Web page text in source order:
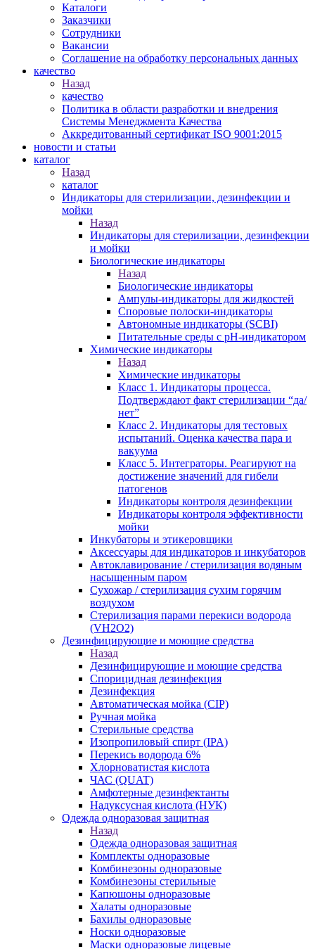
Каталоги
Заказчики
Сотрудники
Вакансии
Соглашение на обработку персональных данных
качество
Назад
качество
Политика в области разработки и внедрения
Системы Менеджмента Качества
Аккредитованный сертификат ISO 9001:2015
новости и статьи
каталог
Назад
каталог
Индикаторы для стерилизации, дезинфекции и
мойки
Назад
Индикаторы для стерилизации, дезинфекции
и мойки
Биологические индикаторы
Назад
Биологические индикаторы
Ампулы-индикаторы для жидкостей
Споровые полоски-индикаторы
Автономные индикаторы (SCBI)
Питательные среды с рН-индикатором
Химические индикаторы
Назад
Химические индикаторы
Класс 1. Индикаторы процесса.
Подтверждают факт стерилизации “да/
нет”
Класс 2. Индикаторы для тестовых
испытаний. Оценка качества пара и
вакуума
Класс 5. Интеграторы. Реагируют на
достижение значений для гибели
патогенов
Индикаторы контроля дезинфекции
Индикаторы контроля эффективности
мойки
Инкубаторы и этикеровщики
Аксессуары для индикаторов и инкубаторов
Автоклавирование / стерилизация водяным
насыщенным паром
Сухожар / стерилизация сухим горячим
воздухом
Стерилизация парами перекиси водорода
(VH2O2)
Дезинфицирующие и моющие средства
Назад
Дезинфицирующие и моющие средства
Спорицидная дезинфекция
Дезинфекция
Автоматическая мойка (CIP)
Ручная мойка
Стерильные средства
Изопропиловый спирт (IPA)
Перекись водорода 6%
Хлорноватистая кислота
ЧАС (QUAT)
Амфотерные дезинфектанты
Надуксусная кислота (НУК)
Одежда одноразовая защитная
Назад
Одежда одноразовая защитная
Комплекты одноразовые
Комбинезоны одноразовые
Комбинезоны стерильные
Капюшоны одноразовые
Халаты одноразовые
Бахилы одноразовые
Носки одноразовые
Маски одноразовые лицевые